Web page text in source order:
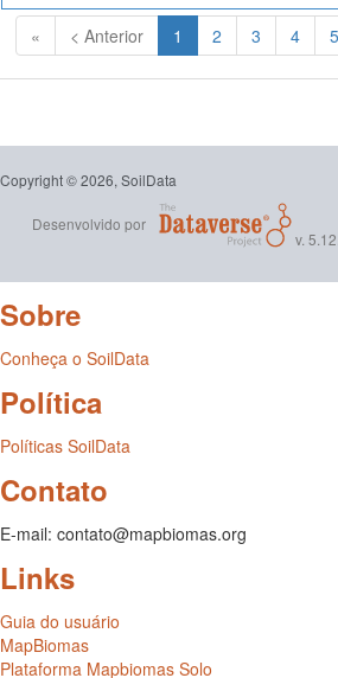
« < Anterior 1 (Atual)
2 3 4 5
Copyright © 2026, SoilData
Desenvolvido por
v.
Sobre
Conheça o SoilData
Política
Políticas SoilData
Contato
E-mail: contato@mapbiomas.org
Links
Guia do usuário
MapBiomas
Plataforma Mapbiomas Solo